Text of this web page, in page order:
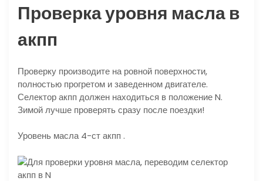
Проверка уровня масла в
акпп
Проверку производите на ровной поверхности,
полностью прогретом и заведенном двигателе.
Селектор акпп должен находиться в положение N.
Зимой лучше проверять сразу после поездки!
Уровень масла 4-ст акпп .